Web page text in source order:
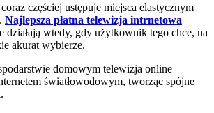
częściej ustępuje miejsca elastycznym
Najlepsza płatna telewizja intrnetowa
działają wtedy, gdy użytkownik tego chce, na
akurat wybierze.
domowym telewizja online
światłowodowym, tworząc spójne